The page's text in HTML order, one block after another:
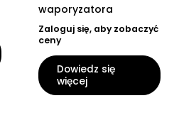
waporyzatora
Zaloguj się, aby zobaczyć
ceny
Dowiedz się
więcej